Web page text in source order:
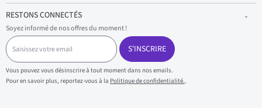
RESTONS CONNECTÉS
Soyez informé de nos offres du moment !
S
a
i
s
i
s
S'INSCRIRE
Vous pouvez vous désinscrire à tout moment dans nos emails.
Pour en savoir plus, reportez-vous à la Politique de confidentialité..